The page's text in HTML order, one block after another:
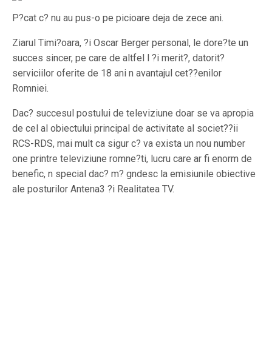
P?cat c? nu au pus-o pe picioare deja de zece ani.
Ziarul Timi?oara, ?i Oscar Berger personal, le dore?te un
succes sincer, pe care de altfel l ?i merit?, datorit?
serviciilor oferite de 18 ani n avantajul cet??enilor
Romniei.
Dac? succesul postului de televiziune doar se va apropia
de cel al obiectului principal de activitate al societ??ii
RCS-RDS, mai mult ca sigur c? va exista un nou number
one printre televiziune romne?ti, lucru care ar fi enorm de
benefic, n special dac? m? gndesc la emisiunile obiective
ale posturilor Antena3 ?i Realitatea TV.